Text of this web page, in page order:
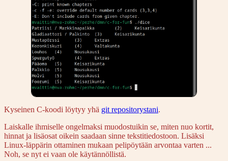
Kyseinen C-koodi löytyy yhä git repositorystani.
Laiskalle ihmiselle ongelmaksi muodostuikin se, miten nuo kortit,
hinnat ja lisäosat oikein saadaan sinne tekstitiedostoon. Lisäksi
Linux-läppärin ottaminen mukaan pelipöytään arvontaa varten ...
Noh, se nyt ei vaan ole käytännöllistä.